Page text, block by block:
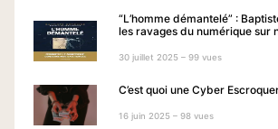
“L’homme démantelé” :
les ravages du numérique sur
30 juillet 2025 – 99 vues
C’est quoi une Cyber
16 juin 2025 – 98 vues